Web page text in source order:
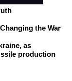
the War
as
production